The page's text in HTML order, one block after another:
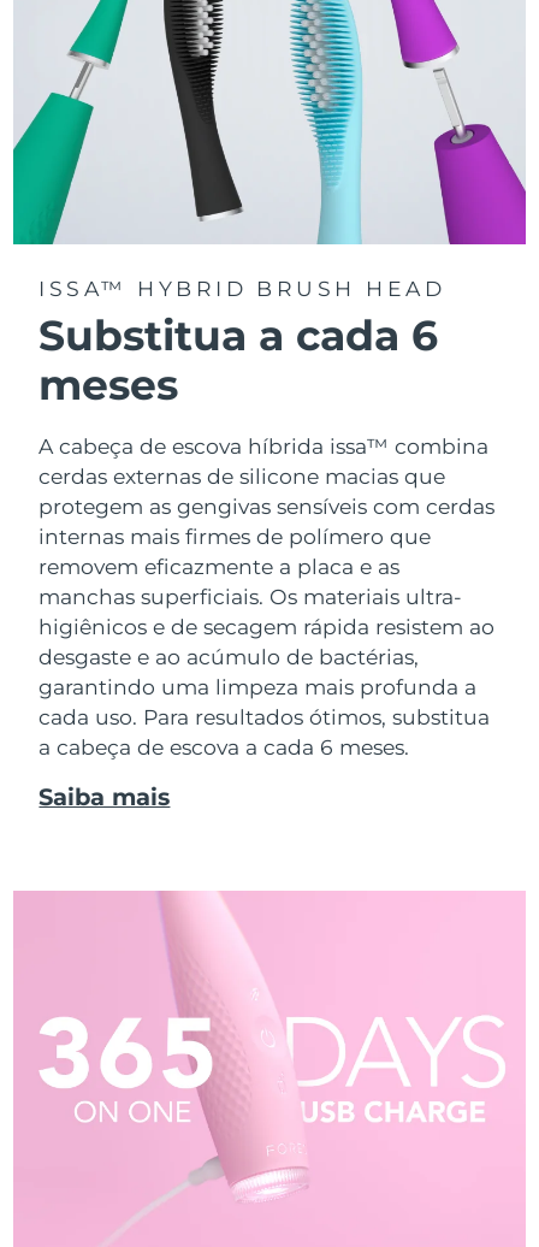
ISSA™ HYBRID BRUSH HEAD
Substitua a cada 6
meses
A cabeça de escova híbrida issa™ combina
cerdas externas de silicone macias que
protegem as gengivas sensíveis com cerdas
internas mais firmes de polímero que
removem eficazmente a placa e as
manchas superficiais. Os materiais ultra-
higiênicos e de secagem rápida resistem ao
desgaste e ao acúmulo de bactérias,
garantindo uma limpeza mais profunda a
cada uso. Para resultados ótimos, substitua
a cabeça de escova a cada 6 meses.
Saiba mais